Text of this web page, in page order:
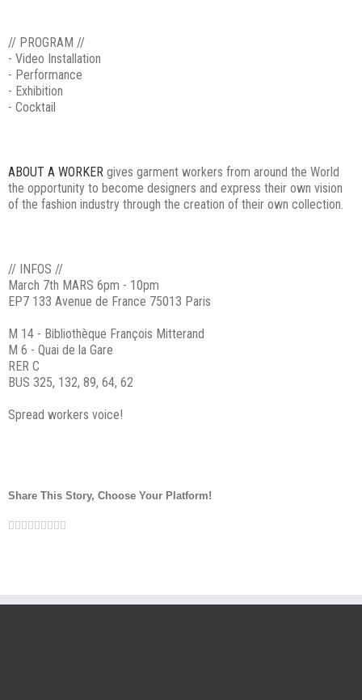
// PROGRAM //
- Video Installation
- Performance
- Exhibition
- Cocktail
ABOUT A WORKER gives garment workers from around the World
the opportunity to become designers and express their own vision
of the fashion industry through the creation of their own collection.
// INFOS //
March 7th MARS 6pm - 10pm
EP7 133 Avenue de France 75013 Paris
M 14 - Bibliothèque François Mitterand
M 6 - Quai de la Gare
RER C
BUS 325, 132, 89, 64, 62
Spread workers voice!
Share This Story, Choose Your Platform!
Facebook
Twitter
LinkedIn
Reddit
Google+
Tumblr
Pinterest
Vk